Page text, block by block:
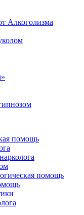
Алкоголизма
помощь
помощь